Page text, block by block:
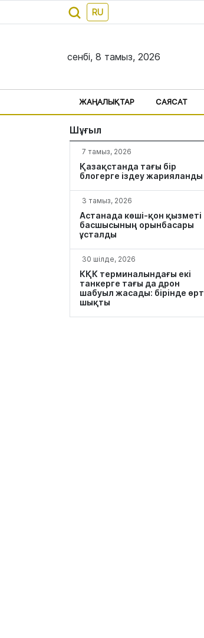
RU
сенбі, 8 тамыз, 2026
ЖАҢАЛЫҚТАР САЯСАТ
Шұғыл
7 тамыз, 2026
Қазақстанда тағы бір
блогерге іздеу жарияланды
3 тамыз, 2026
Астанада көші-қон қызметі
басшысының орынбасары
ұсталды
30 шілде, 2026
КҚК терминалындағы екі
танкерге тағы да дрон
шабуыл жасады: бірінде өрт
шықты